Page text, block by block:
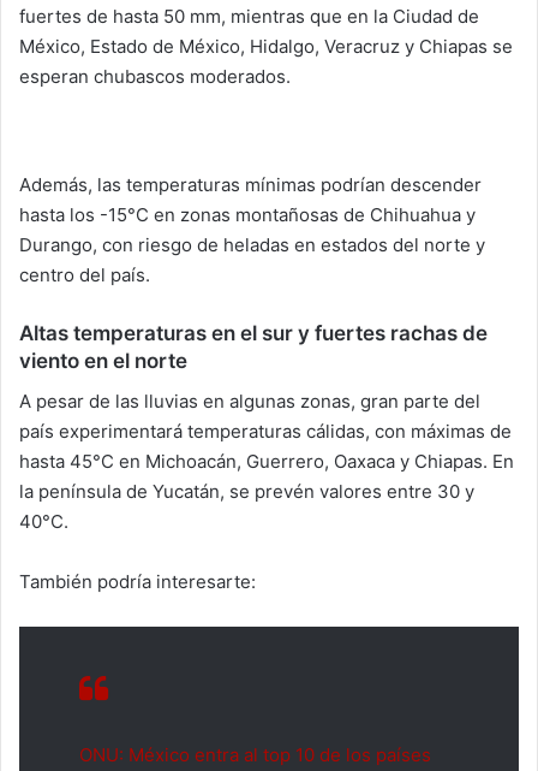
fuertes de hasta 50 mm, mientras que en la Ciudad de
México, Estado de México, Hidalgo, Veracruz y Chiapas se
esperan chubascos moderados.
Además, las temperaturas mínimas podrían descender
hasta los -15°C en zonas montañosas de Chihuahua y
Durango, con riesgo de heladas en estados del norte y
centro del país.
Altas temperaturas en el sur y fuertes rachas de
viento en el norte
A pesar de las lluvias en algunas zonas, gran parte del
país experimentará temperaturas cálidas, con máximas de
hasta 45°C en Michoacán, Guerrero, Oaxaca y Chiapas. En
la península de Yucatán, se prevén valores entre 30 y
40°C.
También podría interesarte:
ONU: México entra al top 10 de los países